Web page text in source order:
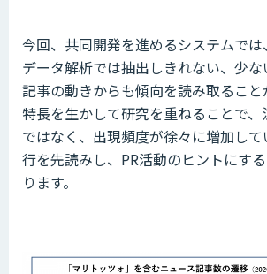
今回、共同開発を進めるシステムで
データ解析では抽出しきれない、少
記事の動きからも傾向を読み取ること
特長を生かして研究を重ねることで
ではなく、出現頻度が徐々に増加し
行を先読みし、PR活動のヒントにす
ります。